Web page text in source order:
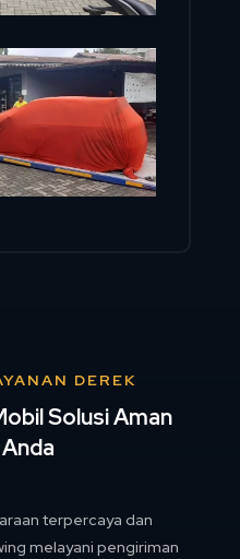
DEREK
Solusi Aman
terpercaya dan
melayani pengiriman